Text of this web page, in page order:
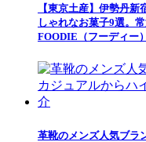
【東京土産】伊勢丹
しゃれなお菓子9選。
FOODIE（フーディー）
革靴のメンズ人気ブラ